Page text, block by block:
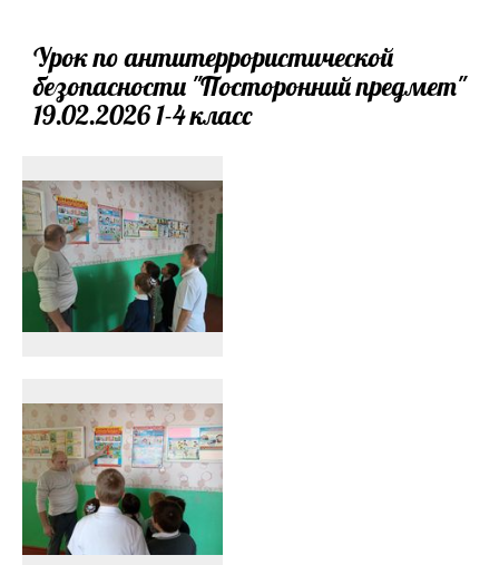
Урок по антитеррористической
безопасности "Посторонний предмет"
19.02.2026 1-4 класс